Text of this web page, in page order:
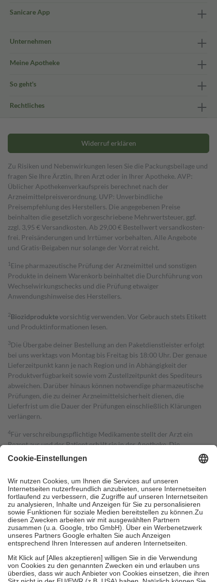
Sanicare App
Unternehmen
Meine Apotheke
So geht's
Rechtliches
Widerruf erklären
Zu Risiken und Nebenwirkungen lesen Sie die Packungsbeilage und
fragen Sie Ihre Ärztin, Ihren Arzt oder in Ihrer Apotheke. AVP:
Üblicher Apothekenverkaufspreis berechnet nach der
Arzneimittelpreisverordnung. UVP: Unverbindliche
Preisempfehlung des Herstellers. Die angegebenen Preise
beinhalten die gesetzlich vorgeschriebene Mehrwertsteuer, ggf.
zzgl. 3,95 € Versandkosten. Ab 29,00 € Bestell­wert versand­kosten­
frei. Preisänderungen und Irrtümer vorbehalten. Alle Angebote
und Gratis-Beigaben nur solange der Vorrat reicht.
1 Eine pharmazeutische Prüfung der Arzneimittel und sonstigen
Produkte in deinem Warenkorb beinhaltet die Durchführung von
Wechselwirkungschecks und die Prüfung etwaiger
Anwendungshinweise des Herstellers.
2Biozidproduktevorsichtig verwenden. Vor Gebrauch stets Etikett
und Produktinformationen lesen.
3Die Übergabe deiner Bestellung an den Paketdienstleister erfolgt
bei uns werktags von Montag bis Freitag bis 18:00 Uhr. Der genaue
Lieferzeitpunkt kann je nach Region und in Abhängigkeit der
Produktverfügbarkeit sowie vom Zustellzeitpunkt des Spediteurs
abweichen. Darüber hinaus können notwendige pharmazeutische
Prüfungen, die zu deiner Arzneimittelsicherheit dienen, die
Lieferfrist um die Dauer der Prüfungen einschließlich Klärungen
verlängern.
4Für verschreibungspflichtige Medikamente stellt der Arzt ein
Rezept aus und der Patient erhält sie in der Apotheke. Die
gesetzliche Krankenversicherung übernimmt in der Regel die
Kosten dafür, der Versicherte trägt einen Teil davon als Zuzahlung
Grundsätzlich leisten Mitglieder Zuzahlungen in Höhe von zehn
Prozent des Abgabepreises,mindestens jedochfünf Euround
höchstens zehn Euro.Es sind jedoch nie mehr als die tatsächlichen
Kosten der Leistung zu entrichten.
Diese Regeln gelten grundsätzlich auch für Online-Apotheken.
Bei Heilmitteln und häuslicher Krankenpflege beträgt die
Zuzahlung zehn Prozent der Kosten sowie zehn Euro je
Verordnung.
Um das Engagement der Versicherten für ihre eigene Gesundheit zu
stärken und die besondere Stellung der Familie zu unterstützen,